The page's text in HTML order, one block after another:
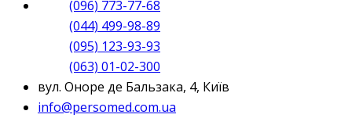
(096) 773-77-68
(044) 499-98-89
(095) 123-93-93
(063) 01-02-300
вул. Оноре де Бальзака, 4, Київ
info@persomed.com.ua